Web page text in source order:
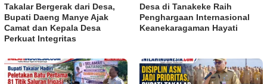
Takalar Bergerak dari Desa,
Bupati Daeng Manye Ajak
Camat dan Kepala Desa
Perkuat Integritas
Desa di Tanakeke Raih
Penghargaan Internasional
Keanekaragaman Hayati